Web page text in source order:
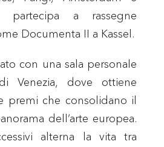
a rassegne
Documenta II a Kassel.
con una sala personale
Venezia, dove ottiene
premi che consolidano il
dell’arte europea.
alterna la vita tra